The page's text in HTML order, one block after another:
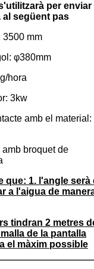
per enviar
al següent pas
3500 mm
φ380mm
hora
3kw
amb el material:
broquet de
que: 1. l'angle serà
a l'aigua de
tindran 2 metres
de la pantalla
el màxim possible